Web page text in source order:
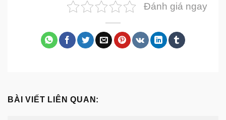
Đánh giá ngay
BÀI VIẾT LIÊN QUAN: